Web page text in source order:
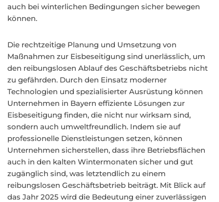
auch bei winterlichen Bedingungen sicher bewegen
können.
Die rechtzeitige Planung und Umsetzung von
Maßnahmen zur Eisbeseitigung sind unerlässlich, um
den reibungslosen Ablauf des Geschäftsbetriebs nicht
zu gefährden. Durch den Einsatz moderner
Technologien und spezialisierter Ausrüstung können
Unternehmen in Bayern effiziente Lösungen zur
Eisbeseitigung finden, die nicht nur wirksam sind,
sondern auch umweltfreundlich. Indem sie auf
professionelle Dienstleistungen setzen, können
Unternehmen sicherstellen, dass ihre Betriebsflächen
auch in den kalten Wintermonaten sicher und gut
zugänglich sind, was letztendlich zu einem
reibungslosen Geschäftsbetrieb beiträgt. Mit Blick auf
das Jahr 2025 wird die Bedeutung einer zuverlässigen